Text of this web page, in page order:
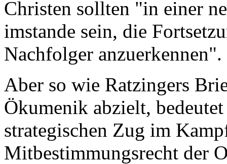
Christen sollten "in einer
imstande sein, die
Nachfolger anzuerkennen".
Aber so wie Ratzingers
Ökumenik abzielt,
strategischen Zug im
Mitbestimmungsrecht der